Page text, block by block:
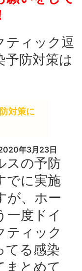
ティック逗
予防対策は
対策に
年3月23日
スの予防
でに実施
が、ホー
一度ドイ
ティック
てる感染
まとめて